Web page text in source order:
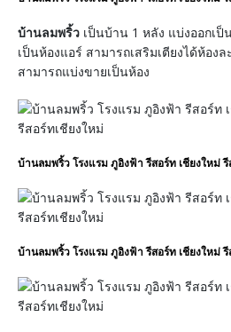
บ้านลมพริ้ว เป็นบ้าน 1 หลัง แบ่งออกเ
เป็นห้องแอร์ สามารถเสริมเตียงได้ห้อง
สามารถแบ่งขายเป็นห้อง
บ้านลมพริ้ว โรงแรม ภูอิงฟ้า รีสอร์ท เชียงใหม่
บ้านลมพริ้ว โรงแรม ภูอิงฟ้า รีสอร์ท เชียงใหม่